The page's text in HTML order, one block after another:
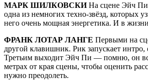
МАРК ШИЛКОВСКИНа сцене Эйч
одна из немногих техно-звёзд, которых
него очень мощная энергетика. И в
ФРАНК ЛОТАР ЛАНГЕ Первыми на
другой клавишник. Рик запускает
Третьим выходит Эйч Пи — помню, он
метрах от края сцены, чтобы оценить
нужно преодолеть.